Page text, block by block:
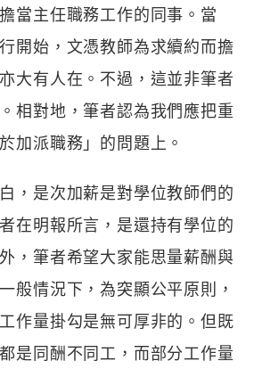
當主任職務工作的同事。當
開始，文憑教師為求續約而擔
大有人在。不過，這並非筆者
相對地，筆者認為我們應把重
加派職務」的問題上。
，是次加薪是對學位教師們的
在明報所言，是還持有學位的
，筆者希望大家能思量薪酬與
般情況下，為突顯公平原則，
作量掛勾是無可厚非的。但既
是同酬不同工，而部分工作量